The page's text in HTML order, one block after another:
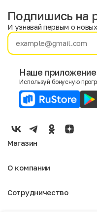
Имя
E-mail
Мужской
Женский
Подпишись на
И узнавай первым о
Наше приложение
Используй бонусную
Магазин
Мужское
О компании
Отзывы
Сотрудничество